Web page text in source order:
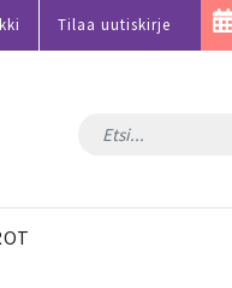
Tilaa uutiskirje